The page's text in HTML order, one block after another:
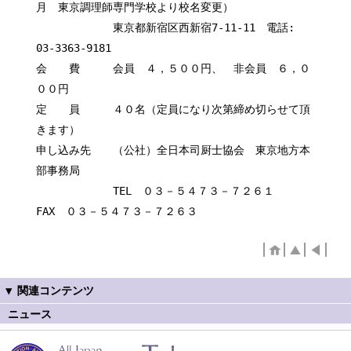
月 東京調理師専門学校より校名変更）
東京都新宿区西新宿7-11-11 電話:
03-3363-9181
会 費 会員 ４，５００円、 非会員 ６，０
００円
定 員 ４０名（定員になり次第締め切らせて頂
きます）
申し込み先 （公社）全日本司厨士協会 東京地方本
部事務局
TEL ０３－５４７３－７２６１
FAX ０３－５４７３－７２６３
ニュース